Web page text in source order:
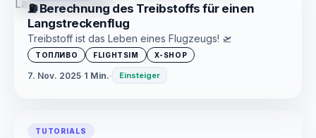
⛽ Berechnung des Treibstoffs für einen
Langstreckenflug
Treibstoff ist das Leben eines Flugzeugs! 🛫
ТОПЛИВО FLIGHTSIM X-SHOP
7. Nov. 2025·1 Min.· Einsteiger
TUTORIALS